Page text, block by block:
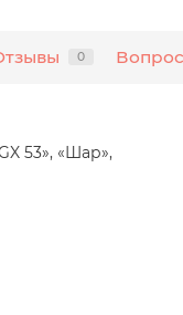
0
53», «Шар»,